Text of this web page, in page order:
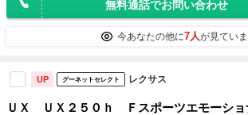
無料通話でお問い合わせ
今あなたの他に7人が見てい
UP グーネットセレクト レクサス
ＵＸ ＵＸ２５０ｈ Ｆスポーツエモーショ